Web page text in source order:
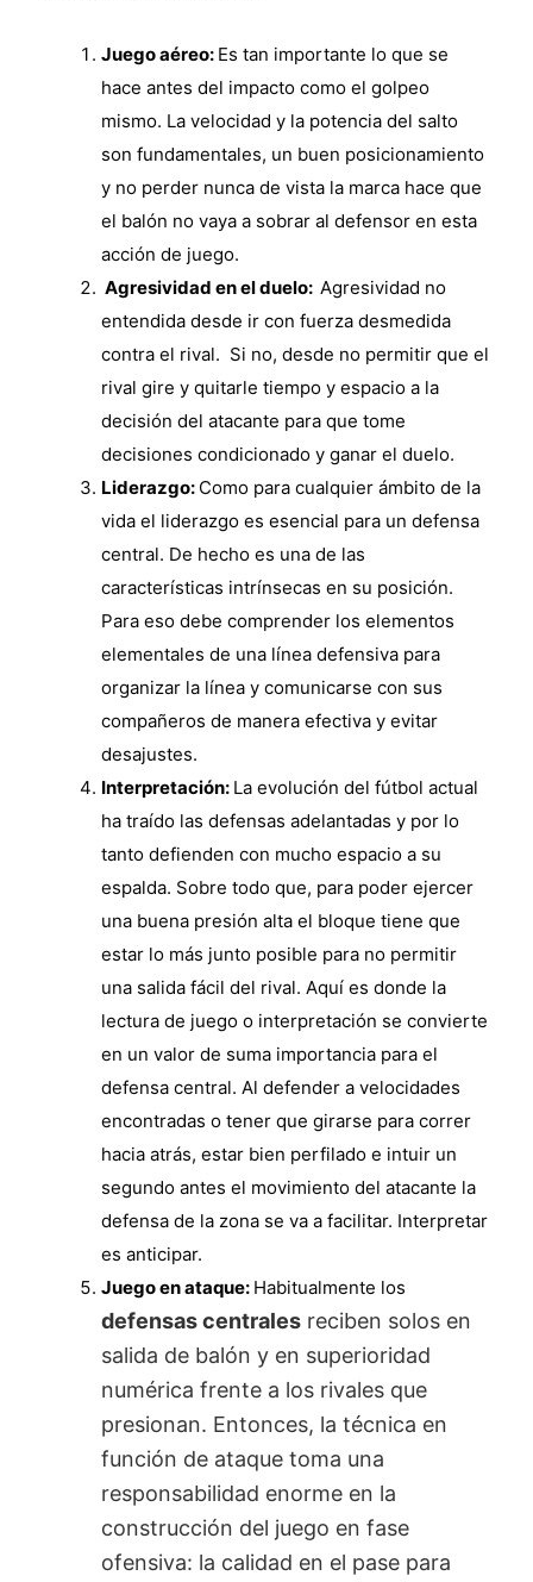
Juego aéreo: Es tan importante lo que se
hace antes del impacto como el golpeo
mismo. La velocidad y la potencia del salto
son fundamentales, un buen posicionamiento
y no perder nunca de vista la marca hace que
el balón no vaya a sobrar al defensor en esta
acción de juego.
Agresividad en el duelo: Agresividad no
entendida desde ir con fuerza desmedida
contra el rival. Si no, desde no permitir que el
rival gire y quitarle tiempo y espacio a la
decisión del atacante para que tome
decisiones condicionado y ganar el duelo.
Liderazgo: Como para cualquier ámbito de la
vida el liderazgo es esencial para un defensa
central. De hecho es una de las
características intrínsecas en su posición.
Para eso debe comprender los elementos
elementales de una línea defensiva para
organizar la línea y comunicarse con sus
compañeros de manera efectiva y evitar
desajustes.
Interpretación: La evolución del fútbol actual
ha traído las defensas adelantadas y por lo
tanto defienden con mucho espacio a su
espalda. Sobre todo que, para poder ejercer
una buena presión alta el bloque tiene que
estar lo más junto posible para no permitir
una salida fácil del rival. Aquí es donde la
lectura de juego o interpretación se convierte
en un valor de suma importancia para el
defensa central. Al defender a velocidades
encontradas o tener que girarse para correr
hacia atrás, estar bien perfilado e intuir un
segundo antes el movimiento del atacante la
defensa de la zona se va a facilitar. Interpretar
es anticipar.
Juego en ataque: Habitualmente los
defensas centrales reciben solos en
salida de balón y en superioridad
numérica frente a los rivales que
presionan. Entonces, la técnica en
función de ataque toma una
responsabilidad enorme en la
construcción del juego en fase
ofensiva: la calidad en el pase para